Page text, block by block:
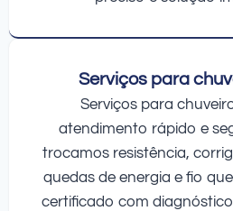
Serviços para
Serviços para
atendimento rápido e
trocamos resistência,
quedas de energia e fio
certificado com